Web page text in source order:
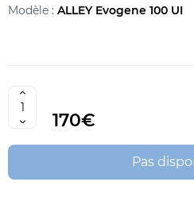
Modèle : ALLEY Evogene 100 UI
170€
Pas